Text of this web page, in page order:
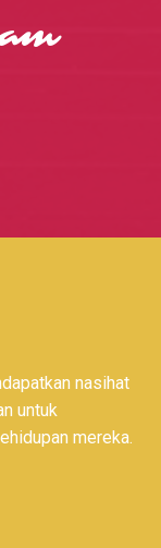
nasihat
untuk
mereka.